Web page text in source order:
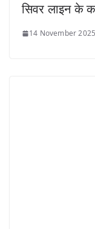
सिवर लाइन के
14 November 2025